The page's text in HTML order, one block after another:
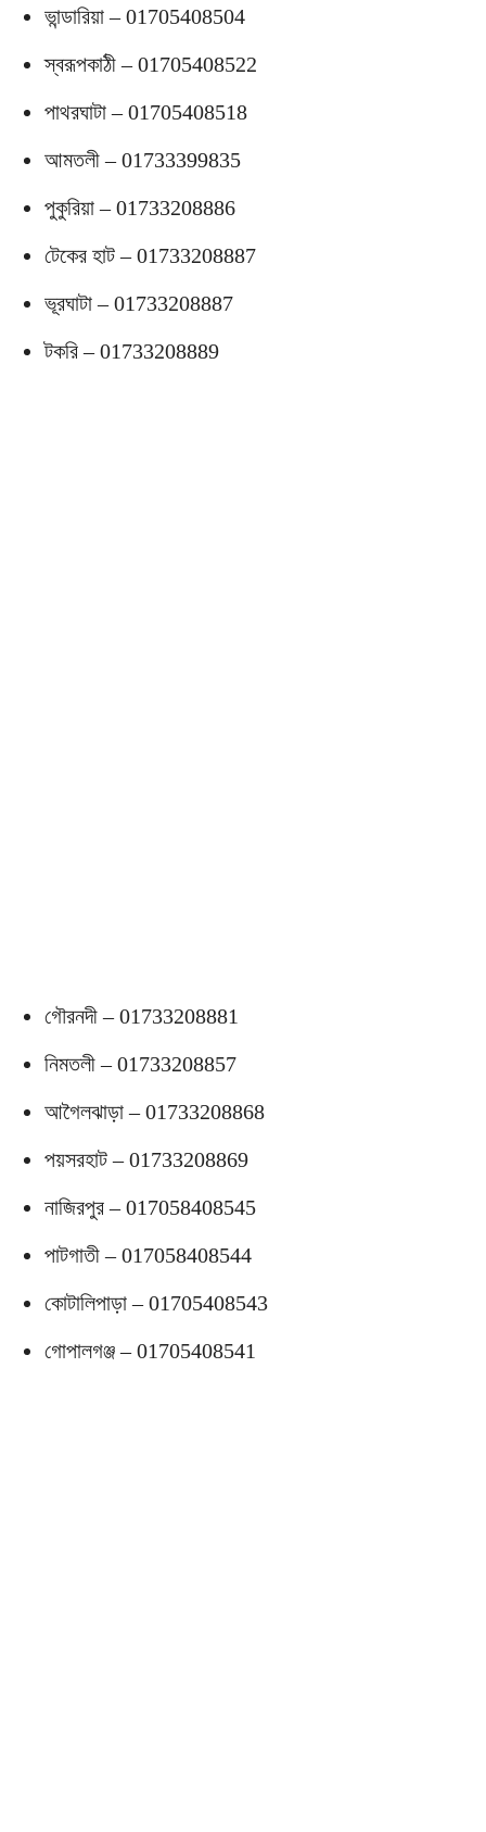
ভান্ডারিয়া – 01705408504
স্বরূপকাঠী – 01705408522
পাথরঘাটা – 01705408518
আমতলী – 01733399835
পুকুরিয়া – 01733208886
টেকের হাট – 01733208887
ভূরঘাটা – 01733208887
টকরি – 01733208889
গৌরনদী – 01733208881
নিমতলী – 01733208857
আগৈলঝাড়া – 01733208868
পয়সরহাট – 01733208869
নাজিরপুর – 017058408545
পাটগাতী – 017058408544
কোটালিপাড়া – 01705408543
গোপালগঞ্জ – 01705408541